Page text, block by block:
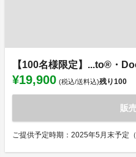
【100名様限定】...to®・
¥19,900 (税込/送料込)残り100
販
ご提供予定時期：2025年5月末予定